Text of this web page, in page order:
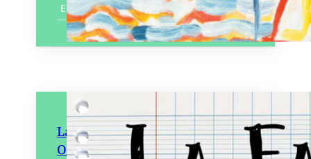
En savoir plus
La Famille Casserole –
Opération sauvetage !